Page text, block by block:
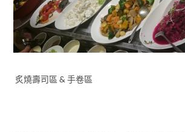
炙燒壽司區 & 手卷區